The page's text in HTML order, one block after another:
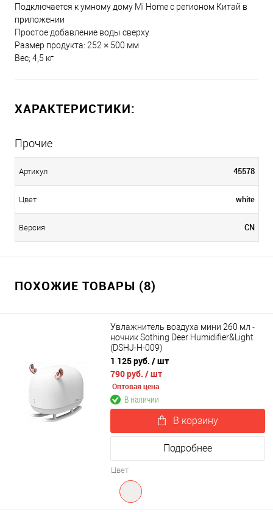
Подключается к умному дому Mi Home с регионом Китай в
приложении
Простое добавление воды сверху
Размер продукта: 252 × 500 мм
Вес; 4,5 кг
ХАРАКТЕРИСТИКИ:
Прочие
Артикул 45578
Цвет white
Версия CN
ПОХОЖИЕ ТОВАРЫ (8)
Увлажнитель воздуха мини 260 мл -
ночник Sothing Deer Humidifier&Light
(DSHJ-H-009)
1 125 руб. / шт
790 руб. / шт
Оптовая цена
В наличии
В корзину
Подробнее
Цвет